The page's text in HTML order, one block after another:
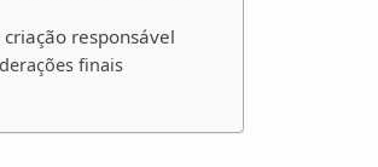
responsável
finais